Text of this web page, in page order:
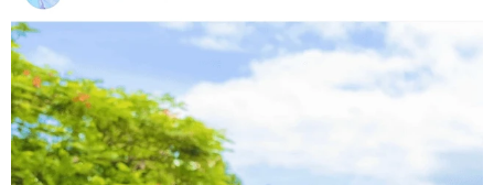
生後6カ月。みんなバッチリお顔があがりました！（提供：@sattun042さ
ん）